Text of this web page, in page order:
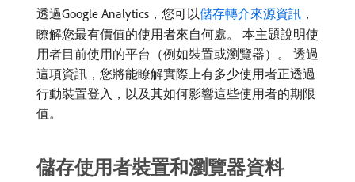
透過Google Analytics，您可以儲存轉介來源資訊 ，
瞭解您最有價值的使用者來自何處。 本主題說明使
用者目前使用的平台（例如裝置或瀏覽器）。 透過
這項資訊，您將能瞭解實際上有多少使用者正透過
行動裝置登入，以及其如何影響這些使用者的期限
值。
儲存使用者裝置和瀏覽器資料